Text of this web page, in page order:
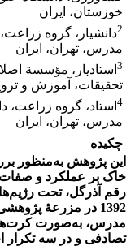
خوزستان، ایران
2دانشیار، گروه
مدرس، تهران، ایران
3 استادیار، مؤسسة
تحقیقات، آموزش و
4 استاد، گروه زراعت،
مدرس، تهران، ایران
چکیده
این پژوهش به‌منظور
خاک بر عملکرد و صفات
1392 در مزرعۀ
مدرس، به‌صورت
تصادفی و در سه تکرار